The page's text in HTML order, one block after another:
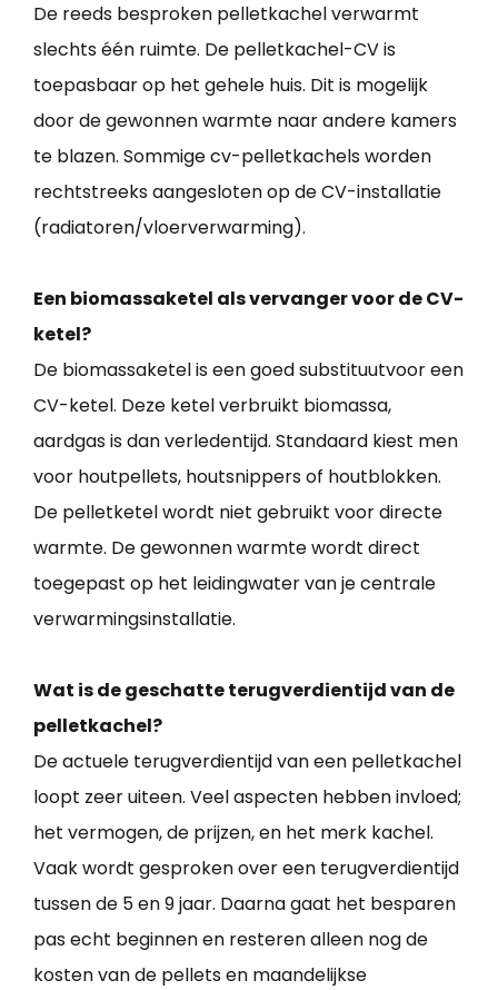
De reeds besproken pelletkachel verwarmt
slechts één ruimte. De pelletkachel-CV is
toepasbaar op het gehele huis. Dit is mogelijk
door de gewonnen warmte naar andere kamers
te blazen. Sommige cv-pelletkachels worden
rechtstreeks aangesloten op de CV-installatie
(radiatoren/vloerverwarming).
Een biomassaketel als vervanger voor de CV-
ketel?
De biomassaketel is een goed substituutvoor een
CV-ketel. Deze ketel verbruikt biomassa,
aardgas is dan verledentijd. Standaard kiest men
voor houtpellets, houtsnippers of houtblokken.
De pelletketel wordt niet gebruikt voor directe
warmte. De gewonnen warmte wordt direct
toegepast op het leidingwater van je centrale
verwarmingsinstallatie.
Wat is de geschatte terugverdientijd van de
pelletkachel?
De actuele terugverdientijd van een pelletkachel
loopt zeer uiteen. Veel aspecten hebben invloed;
het vermogen, de prijzen, en het merk kachel.
Vaak wordt gesproken over een terugverdientijd
tussen de 5 en 9 jaar. Daarna gaat het besparen
pas echt beginnen en resteren alleen nog de
kosten van de pellets en maandelijkse